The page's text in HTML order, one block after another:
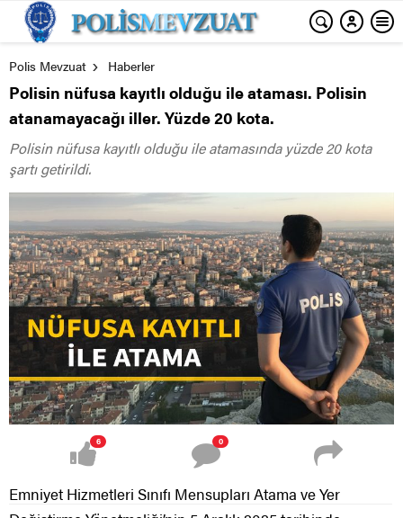
Polis Mevzuat Haberler
Polisin nüfusa kayıtlı olduğu ile ataması. Polisin
atanamayacağı iller. Yüzde 20 kota.
Polisin nüfusa kayıtlı olduğu ile atamasında yüzde 20 kota
şartı getirildi.
6 0
Emniyet Hizmetleri Sınıfı Mensupları Atama ve Yer